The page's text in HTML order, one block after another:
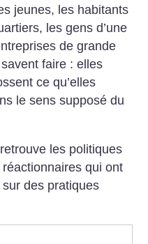
jeunes, les habitants
les gens d’une
de grande
faire : elles
ce qu’elles
le sens supposé du
les politiques
qui ont
des pratiques